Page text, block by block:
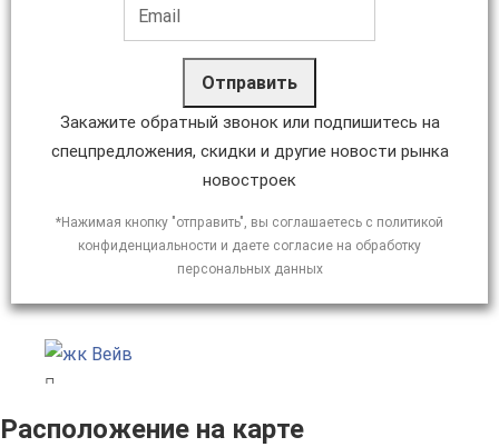
Отправить
Закажите обратный звонок или подпишитесь на
спецпредложения, скидки и другие новости рынка
новостроек
*Нажимая кнопку "отправить", вы соглашаетесь с политикой
конфиденциальности и даете согласие на обработку
персональных данных
Расположение на карте